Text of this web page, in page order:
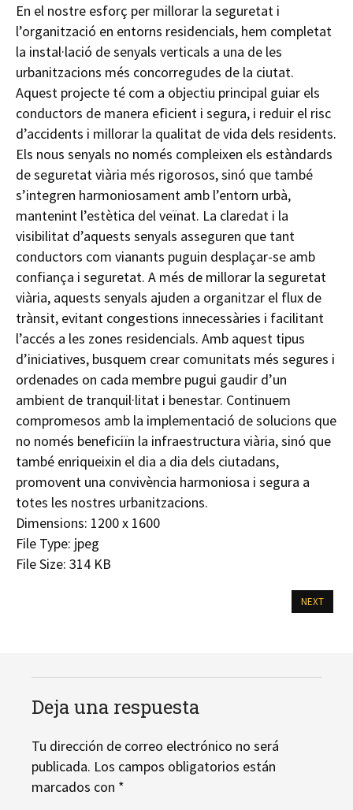
En el nostre esforç per millorar la seguretat i
l’organització en entorns residencials, hem completat
la instal·lació de senyals verticals a una de les
urbanitzacions més concorregudes de la ciutat.
Aquest projecte té com a objectiu principal guiar els
conductors de manera eficient i segura, i reduir el risc
d’accidents i millorar la qualitat de vida dels residents.
Els nous senyals no només compleixen els estàndards
de seguretat viària més rigorosos, sinó que també
s’integren harmoniosament amb l’entorn urbà,
mantenint l’estètica del veïnat. La claredat i la
visibilitat d’aquests senyals asseguren que tant
conductors com vianants puguin desplaçar-se amb
confiança i seguretat. A més de millorar la seguretat
viària, aquests senyals ajuden a organitzar el flux de
trànsit, evitant congestions innecessàries i facilitant
l’accés a les zones residencials. Amb aquest tipus
d’iniciatives, busquem crear comunitats més segures i
ordenades on cada membre pugui gaudir d’un
ambient de tranquil·litat i benestar. Continuem
compromesos amb la implementació de solucions que
no només beneficiïn la infraestructura viària, sinó que
també enriqueixin el dia a dia dels ciutadans,
promovent una convivència harmoniosa i segura a
totes les nostres urbanitzacions.
Dimensions: 1200 x 1600
File Type: jpeg
File Size: 314 KB
NEXT
Deja una respuesta
Tu dirección de correo electrónico no será
publicada. Los campos obligatorios están
marcados con *